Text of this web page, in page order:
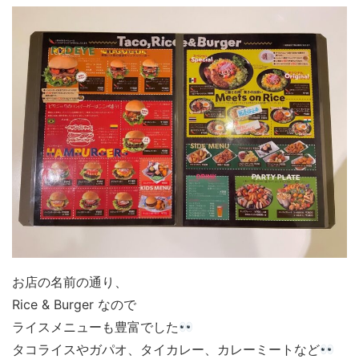
お店の名前の通り、
Rice & Burger なので
ライスメニューも豊富でした
タコライスやガパオ、タイカレー、カレーミートなど